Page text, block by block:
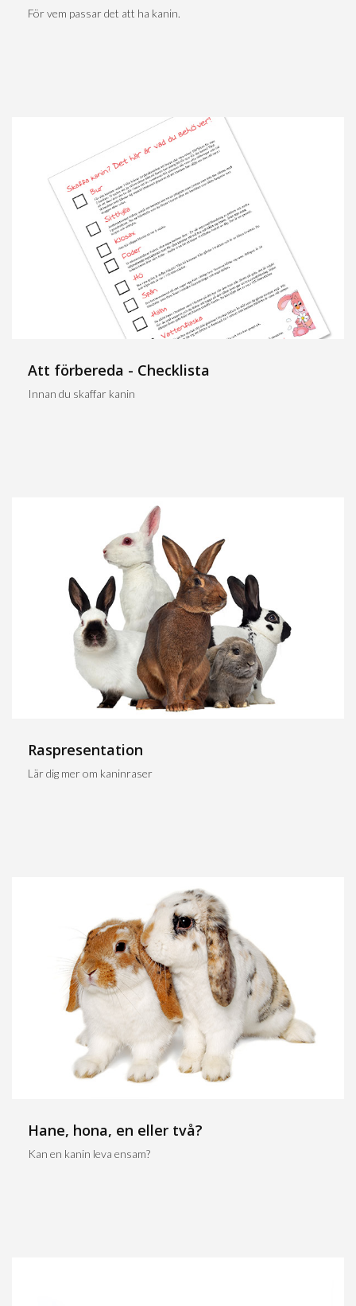
För vem passar det att ha kanin.
Att förbereda - Checklista
Innan du skaffar kanin
Raspresentation
Lär dig mer om kaninraser
Hane, hona, en eller två?
Kan en kanin leva ensam?